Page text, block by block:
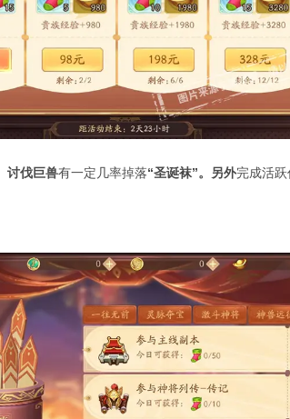
讨伐巨兽有一定几率掉落“圣诞袜”。另外完成活跃